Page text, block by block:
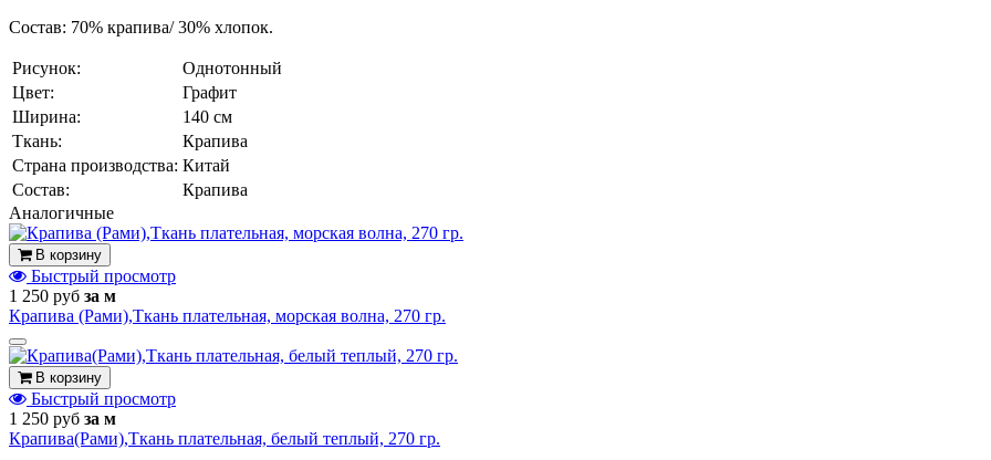
Состав: 70% крапива/ 30% хлопок.
Рисунок:
Однотонный
Цвет:
Графит
Ширина:
140 см
Ткань:
Крапива
Страна производства: Китай
Состав:
Крапива
Аналогичные
В корзину
Быстрый просмотр
1 250 руб за м
Крапива (Рами),Ткань плательная, морская волна, 270 гр.
В корзину
Быстрый просмотр
1 250 руб за м
Крапива(Рами),Ткань плательная, белый теплый, 270 гр.